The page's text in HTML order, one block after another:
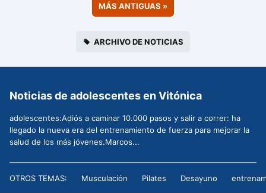
MÁS ANTIGUAS »
ARCHIVO DE NOTICIAS
Noticias de adolescentes en Vitónica
adolescentes:Adiós a caminar 10.000 pasos y salir a correr: ha
llegado la nueva era del entrenamiento de fuerza para mejorar la
salud de los más jóvenes.Marcos...
OTROS TEMAS: Musculación Pilates Desayuno